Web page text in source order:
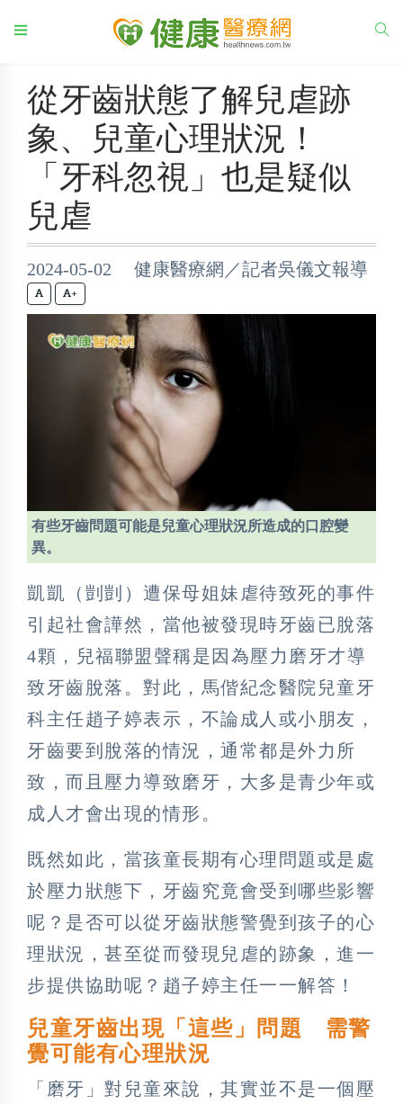
從牙齒狀態了解兒虐跡
象、兒童心理狀況！
「牙科忽視」也是疑似
兒虐
2024-05-02 健康醫療網／記者吳儀文報導
+
有些牙齒問題可能是兒童心理狀況所造成的口腔變
異。
凱凱（剴剴）遭保母姐妹虐待致死的事件
引起社會譁然，當他被發現時牙齒已脫落
4顆，兒福聯盟聲稱是因為壓力磨牙才導
致牙齒脫落。對此，馬偕紀念醫院兒童牙
科主任趙子婷表示，不論成人或小朋友，
牙齒要到脫落的情況，通常都是外力所
致，而且壓力導致磨牙，大多是青少年或
成人才會出現的情形。
既然如此，當孩童長期有心理問題或是處
於壓力狀態下，牙齒究竟會受到哪些影響
呢？是否可以從牙齒狀態警覺到孩子的心
理狀況，甚至從而發現兒虐的跡象，進一
步提供協助呢？趙子婷主任一一解答！
兒童牙齒出現「這些」問題 需警
覺可能有心理狀況
「磨牙」對兒童來說，其實並不是一個壓